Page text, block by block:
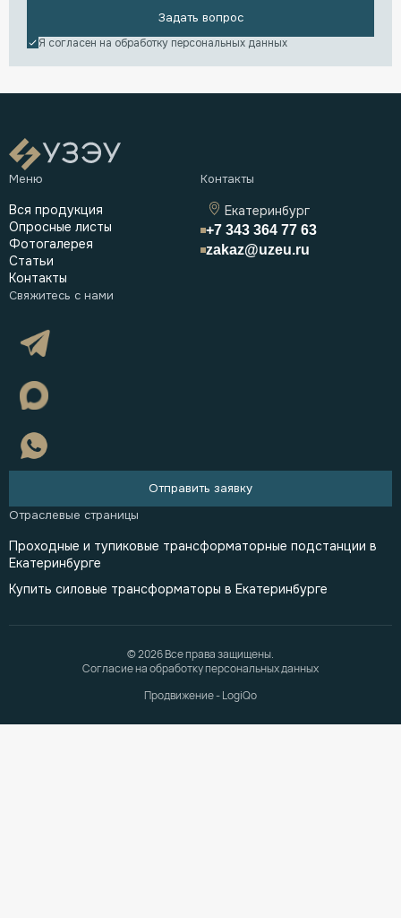
Задать вопрос
Я согласен на обработку персональных данных
Екатеринбург
+7 343 364 77 63
zakaz@uzeu.ru
Отправить заявку
Вся продукция
Опросные листы
Фотогалерея
Статьи
Контакты
Проходные и тупиковые трансформаторные подстанции в
Екатеринбурге
Купить силовые трансформаторы в Екатеринбурге
© 2026 Все права защищены.
Согласие на обработку персональных данных
Продвижение - LogiQo